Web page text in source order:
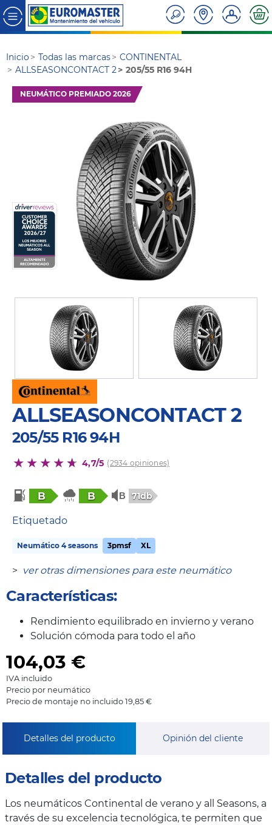
Inicio Todas las marcas
CONTINENTAL
ALLSEASONCONTACT 2
205/55 R16 94H
NEUMÁTICO PREMIADO 2026
ALLSEASONCONTACT 2
205/55 R16 94H
4,7/5 (2934 opiniones)
B B 71db
Etiquetado
Neumático 4 seasons 3pmsf XL
> ver otras dimensiones para este neumático
Características:
Rendimiento equilibrado en invierno y verano
Solución cómoda para todo el año
104,03 €
IVA incluido
Precio por neumático
Precio de montaje no incluido 19,85 €
Detalles del producto Opinión del cliente
Detalles del producto
Los neumáticos Continental de verano y all Seasons, a
través de su excelencia tecnológica, te permiten que